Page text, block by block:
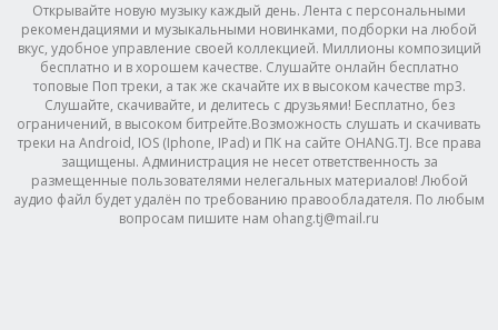
Открывайте новую музыку каждый день. Лента с персональными
рекомендациями и музыкальными новинками, подборки на любой
вкус, удобное управление своей коллекцией. Миллионы композиций
бесплатно и в хорошем качестве. Слушайте онлайн бесплатно
топовые Поп треки, а так же скачайте их в высоком качестве mp3.
Слушайте, скачивайте, и делитесь с друзьями! Бесплатно, без
ограничений, в высоком битрейте.Возможность слушать и скачивать
треки на Android, IOS (Iphone, IPad) и ПК на сайте OHANG.TJ. Все права
защищены. Администрация не несет ответственность за
размещенные пользователями нелегальных материалов! Любой
аудио файл будет удалён по требованию правообладателя. По любым
вопросам пишите нам ohang.tj@mail.ru